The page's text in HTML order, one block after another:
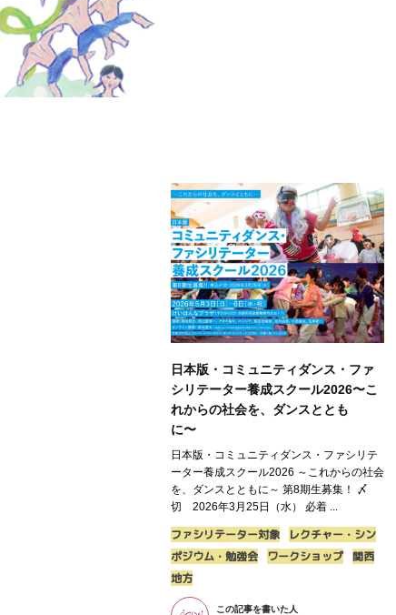
日本版・コミュニティダンス・ファ
シリテーター養成スクール2026〜こ
れからの社会を、ダンスととも
に〜
日本版・コミュニティダンス・ファシリテ
ーター養成スクール2026 ～これからの社会
を、ダンスとともに～ 第8期生募集！ 〆
切 2026年3月25日（水） 必着 ...
ファシリテーター対象
レクチャー・シン
ポジウム・勉強会
ワークショップ 関西
地方
この記事を書いた人